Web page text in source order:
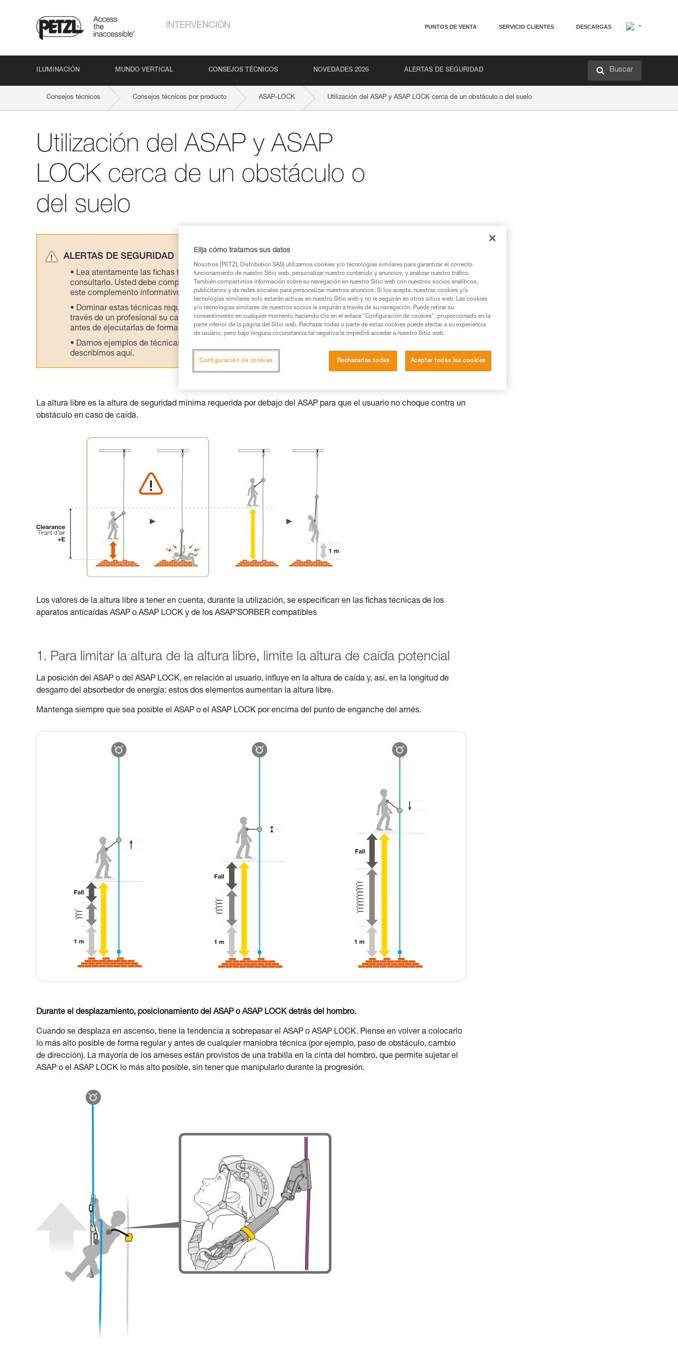
INTERVENCIÓN PUNTOS DE VENTA SERVICIO CLIENTES DESCARGAS
ILUMINACIÓN MUNDO VERTICAL CONSEJOS TÉCNICOS NOVEDADES 2026 ALERTAS DE SEGURIDAD Buscar
Consejos técnicos Consejos técnicos por producto ASAP-LOCK Utilización del ASAP y ASAP LOCK cerca de un obstáculo o del suelo
Utilización del ASAP y ASAP
LOCK cerca de un obstáculo o
del suelo
ALERTAS DE SEGURIDAD
Lea atentamente las fichas técnicas de los productos utilizados en este consejo antes de
consultarlo. Usted debe comprender la información de la ficha técnica para poder comprender
este complemento informativo.
Dominar estas técnicas requiere una formación y un entrenamiento específico. Confirme a
través de un profesional su capacidad para ejecutar estas técnicas, solo y con total seguridad,
antes de ejecutarlas de forma autónoma.
Damos ejemplos de técnicas relacionadas con su actividad. Pueden existir otras que no
describimos aquí.
La altura libre es la altura de seguridad mínima requerida por debajo del ASAP para que el usuario no choque contra un
obstáculo en caso de caída.
Los valores de la altura libre a tener en cuenta, durante la utilización, se especifican en las fichas técnicas de los
aparatos anticaídas ASAP o ASAP LOCK y de los ASAP’SORBER compatibles
1. Para limitar la altura de la altura libre, limite la altura de caída potencial
La posición del ASAP o del ASAP LOCK, en relación al usuario, influye en la altura de caída y, así, en la longitud de
desgarro del absorbedor de energía: estos dos elementos aumentan la altura libre.
Mantenga siempre que sea posible el ASAP o el ASAP LOCK por encima del punto de enganche del arnés.
Durante el desplazamiento, posicionamiento del ASAP o ASAP LOCK detrás del hombro.
Cuando se desplaza en ascenso, tiene la tendencia a sobrepasar el ASAP o ASAP LOCK. Piense en volver a colocarlo
lo más alto posible de forma regular y antes de cualquier maniobra técnica (por ejemplo, paso de obstáculo, cambio
de dirección). La mayoría de los arneses están provistos de una trabilla en la cinta del hombro, que permite sujetar el
ASAP o el ASAP LOCK lo más alto posible, sin tener que manipularlo durante la progresión.
Elija cómo tratamos sus datos
Nosotros [PETZL Distribution SAS) utilizamos cookies y/o tecnologías similares para garantizar el correcto
funcionamiento de nuestro Sitio web, personalizar nuestro contenido y anuncios, y analizar nuestro tráfico.
También compartimos información sobre su navegación en nuestro Sitio web con nuestros socios analíticos,
publicitarios y de redes sociales para personalizar nuestros anuncios. Si los acepta, nuestras cookies y/o
tecnologías similares solo estarán activas en nuestro Sitio web y no le seguirán en otros sitios web. Las cookies
y/o tecnologías similares de nuestros socios le seguirán a través de su navegación. Puede retirar su
consentimiento en cualquier momento haciendo clic en el enlace "Configuración de cookies", proporcionado en la
parte inferior de la página del Sitio web. Rechazar todas o parte de estas cookies puede afectar a su experiencia
de usuario, pero bajo ninguna circunstancia tal negativa le impedirá acceder a nuestro Sitio web.
Rechazarlas todas Aceptar todas las cookies
Configuración de cookies